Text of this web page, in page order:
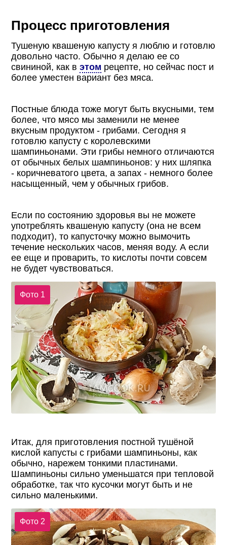
Процесс приготовления
Тушеную квашеную капусту я люблю и готовлю
довольно часто. Обычно я делаю ее со
свининой, как вэтом рецепте, но сейчас пост и
более уместен вариант без мяса.
Постные блюда тоже могут быть вкусными, тем
более, что мясо мы заменили не менее
вкусным продуктом - грибами. Сегодня я
готовлю капусту с королевскими
шампиньонами. Эти грибы немного отличаются
от обычных белых шампиньонов: у них шляпка
- коричневатого цвета, а запах - немного более
насыщенный, чем у обычных грибов.
Если по состоянию здоровья вы не можете
употреблять квашеную капусту (она не всем
подходит), то капусточку можно вымочить
течение нескольких часов, меняя воду. А если
ее еще и проварить, то кислоты почти совсем
не будет чувствоваться.
Фото 1
Итак, для приготовления постной тушёной
кислой капусты с грибами шампиньоны, как
обычно, нарежем тонкими пластинами.
Шампиньоны сильно уменьшатся при тепловой
обработке, так что кусочки могут быть и не
сильно маленькими.
Фото 2